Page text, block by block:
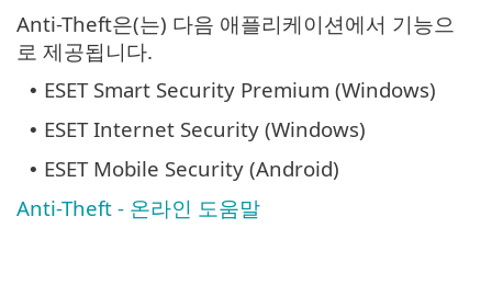
Anti-Theft은(는) 다음 애플리케이션에서 기능으
로 제공됩니다.
• ESET Smart Security Premium (Windows)
• ESET Internet Security (Windows)
• ESET Mobile Security (Android)
Anti-Theft - 온라인 도움말